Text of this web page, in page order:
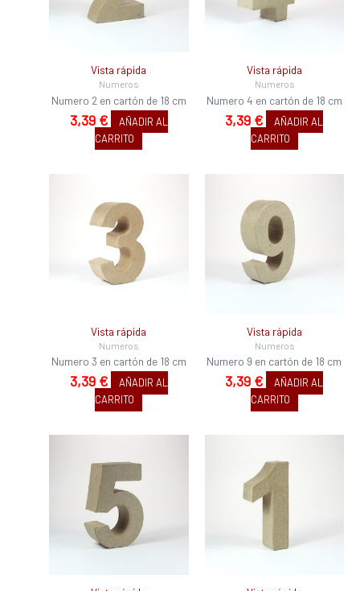
Vista rápida
Numeros
Numero 2 en cartón de 18 cm
3,39 €
AÑADIR AL
CARRITO
Vista rápida
Numeros
Numero 4 en cartón de 18 cm
3,39 €
AÑADIR AL
CARRITO
Vista rápida
Numeros
Numero 3 en cartón de 18 cm
3,39 €
AÑADIR AL
CARRITO
Vista rápida
Numeros
Numero 9 en cartón de 18 cm
3,39 €
AÑADIR AL
CARRITO